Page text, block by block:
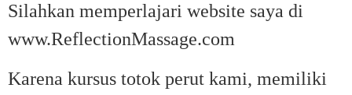
Silahkan memperlajari website saya di
www.ReflectionMassage.com
Karena kursus totok perut kami, memiliki